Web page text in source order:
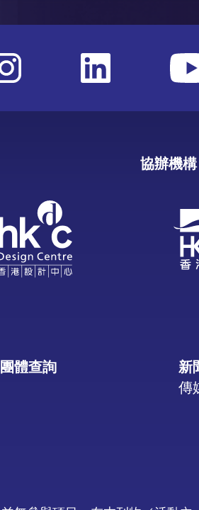
協辦機構
團體查詢
新
傳